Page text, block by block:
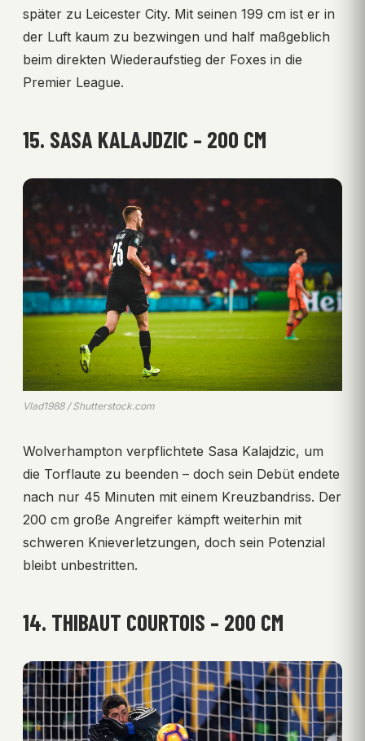
später zu Leicester City. Mit seinen 199 cm ist er in
der Luft kaum zu bezwingen und half maßgeblich
beim direkten Wiederaufstieg der Foxes in die
Premier League.
15. SASA KALAJDZIC – 200 CM
Vlad1988 / Shutterstock.com
Wolverhampton verpflichtete Sasa Kalajdzic, um
die Torflaute zu beenden – doch sein Debüt endete
nach nur 45 Minuten mit einem Kreuzbandriss. Der
200 cm große Angreifer kämpft weiterhin mit
schweren Knieverletzungen, doch sein Potenzial
bleibt unbestritten.
14. THIBAUT COURTOIS – 200 CM